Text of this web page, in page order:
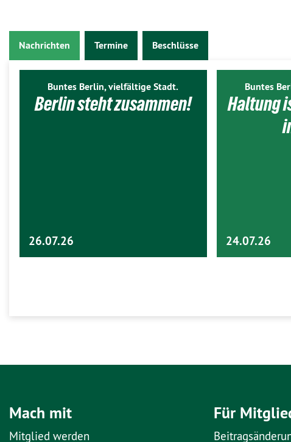
Nachrichten Termine Beschlüsse
Buntes Berlin, vielfältige Stadt.
Berlin steht zusammen!
26.07.26
Buntes
Haltung
24.07.26
Mach mit
Mitglied werden
Für